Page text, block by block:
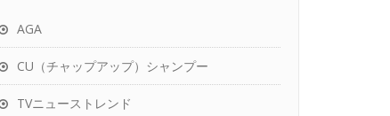
AGA
CU（チャップアップ）シャンプー
TVニューストレンド